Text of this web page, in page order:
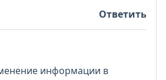
Ответить
информации в